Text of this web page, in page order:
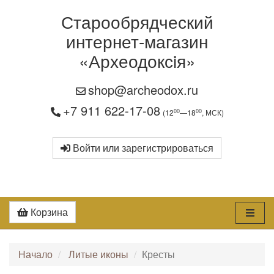
Старообрядческий
интернет-магазин
«Археодоксiя»
shop@archeodox.ru
+7 911 622-17-08 (1200—1800, МСК)
Войти или зарегистрироваться
Корзина
Начало Литые иконы Кресты